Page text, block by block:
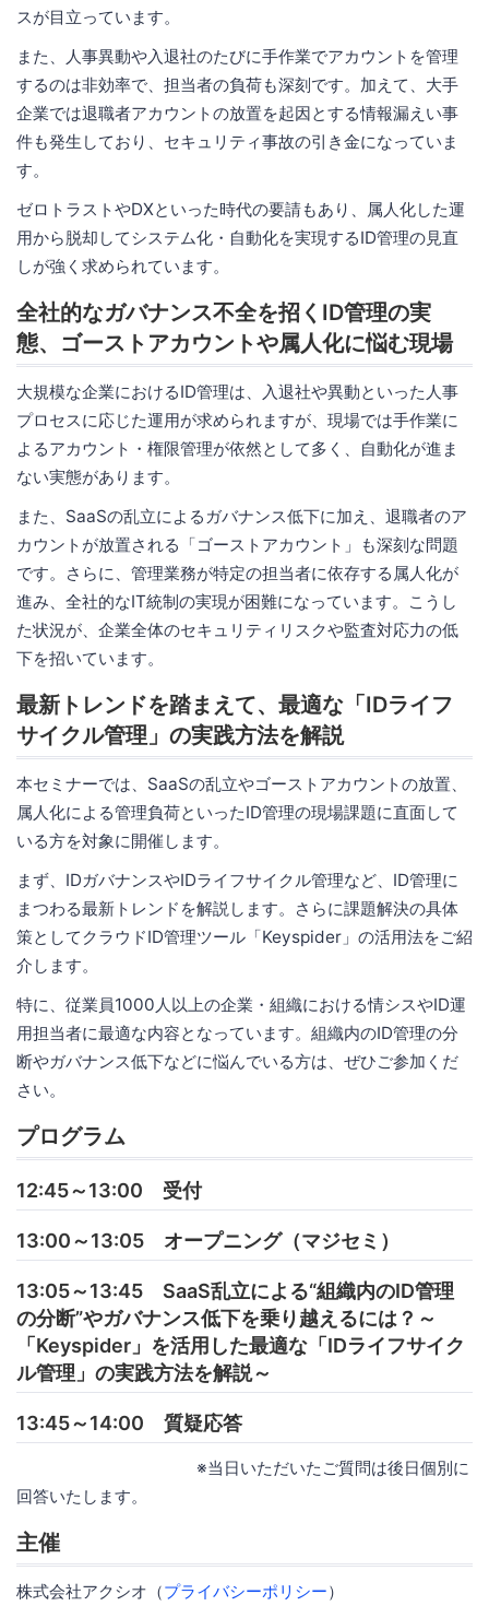
スが目立っています。
また、人事異動や入退社のたびに手作業でアカウントを管理
するのは非効率で、担当者の負荷も深刻です。加えて、大手
企業では退職者アカウントの放置を起因とする情報漏えい事
件も発生しており、セキュリティ事故の引き金になっていま
す。
ゼロトラストやDXといった時代の要請もあり、属人化した運
用から脱却してシステム化・自動化を実現するID管理の見直
しが強く求められています。
全社的なガバナンス不全を招くID管理の実
態、ゴーストアカウントや属人化に悩む現場
大規模な企業におけるID管理は、入退社や異動といった人事
プロセスに応じた運用が求められますが、現場では手作業に
よるアカウント・権限管理が依然として多く、自動化が進ま
ない実態があります。
また、SaaSの乱立によるガバナンス低下に加え、退職者のア
カウントが放置される「ゴーストアカウント」も深刻な問題
です。さらに、管理業務が特定の担当者に依存する属人化が
進み、全社的なIT統制の実現が困難になっています。こうし
た状況が、企業全体のセキュリティリスクや監査対応力の低
下を招いています。
最新トレンドを踏まえて、最適な「IDライフ
サイクル管理」の実践方法を解説
本セミナーでは、SaaSの乱立やゴーストアカウントの放置、
属人化による管理負荷といったID管理の現場課題に直面して
いる方を対象に開催します。
まず、IDガバナンスやIDライフサイクル管理など、ID管理に
まつわる最新トレンドを解説します。さらに課題解決の具体
策としてクラウドID管理ツール「Keyspider」の活用法をご紹
介します。
特に、従業員1000人以上の企業・組織における情シスやID運
用担当者に最適な内容となっています。組織内のID管理の分
断やガバナンス低下などに悩んでいる方は、ぜひご参加くだ
さい。
プログラム
12:45～13:00 受付
13:00～13:05 オープニング（マジセミ）
13:05～13:45 SaaS乱立による“組織内のID管理
の分断”やガバナンス低下を乗り越えるには？～
「Keyspider」を活用した最適な「IDライフサイク
ル管理」の実践方法を解説～
13:45～14:00 質疑応答
※当日いただいたご質問は後日個別に
回答いたします。
主催
株式会社アクシオ（プライバシーポリシー）